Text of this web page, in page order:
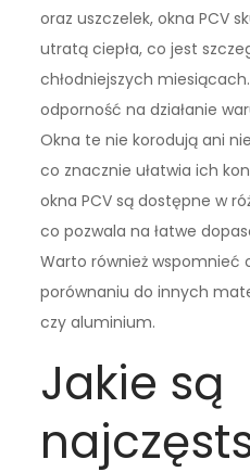
oraz uszczelek, okna PCV
utratą ciepła, co jest
chłodniejszych
odporność na działanie
Okna te nie korodują ani
co znacznie ułatwia ich
okna PCV są dostępne w
co pozwala na łatwe
Warto również wspomnieć
porównaniu do innych
czy aluminium.
Jakie są